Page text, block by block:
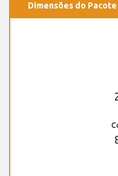
Dimensões do Pacote